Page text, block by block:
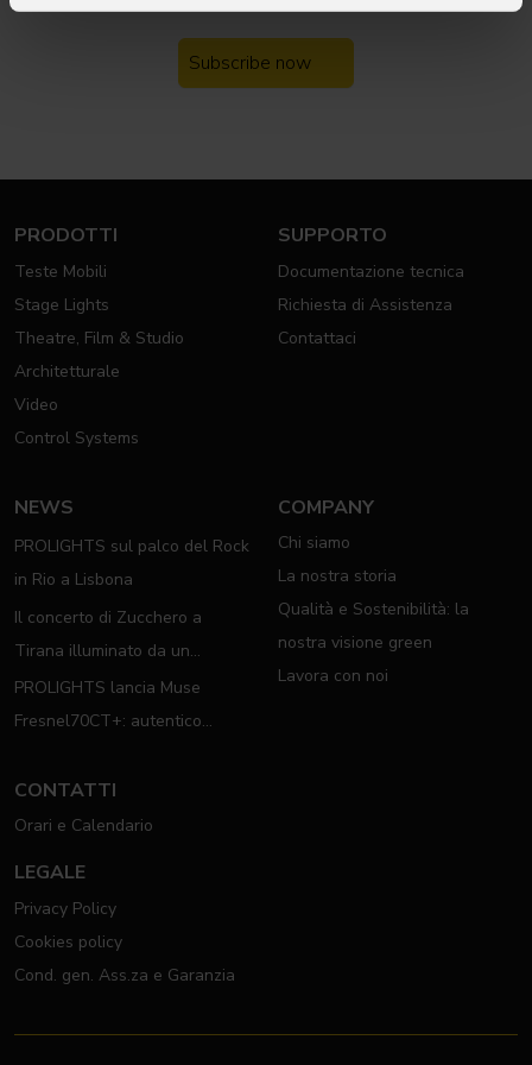
Subscribe now
PRODOTTI
Teste Mobili
Stage Lights
Theatre, Film & Studio
Architetturale
Video
Control Systems
SUPPORTO
Documentazione tecnica
Richiesta di Assistenza
Contattaci
NEWS
PROLIGHTS sul palco del Rock
in Rio a Lisbona
Il concerto di Zucchero a
Tirana illuminato da un
completo rig PROLIGHTS
PROLIGHTS lancia Muse
Fresnel70CT+: autentico
COMPANY
Chi siamo
La nostra storia
Qualità e Sostenibilità: la
nostra visione green
Lavora con noi
CONTATTI
Orari e Calendario
LEGALE
Privacy Policy
Cookies policy
Cond. gen. Ass.za e Garanzia